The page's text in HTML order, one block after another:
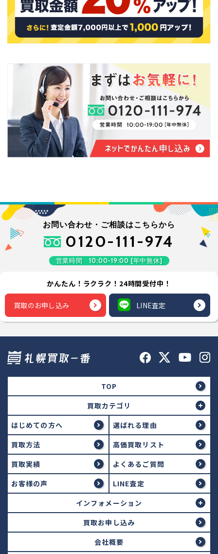
お問い合わせ・ご相談はこちらから
0120-111-974
営業時間 10:00-19:00 [年中無休]
かんたん！ラクラク！24時間受付中！
買取のお申し込み LINE査定
TOP
買取カテゴリ
はじめての方へ
選ばれる理由
買取方法
高価買取リスト
買取実績
よくあるご質問
お客様の声
LINE査定
インフォメーション
買取お申し込み
会社概要